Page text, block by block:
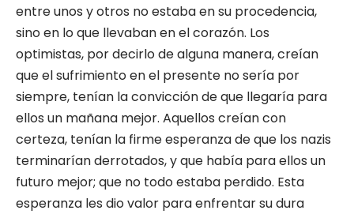
entre unos y otros no estaba en su procedencia,
sino en lo que llevaban en el corazón. Los
optimistas, por decirlo de alguna manera, creían
que el sufrimiento en el presente no sería por
siempre, tenían la convicción de que llegaría para
ellos un mañana mejor. Aquellos creían con
certeza, tenían la firme esperanza de que los nazis
terminarían derrotados, y que había para ellos un
futuro mejor; que no todo estaba perdido. Esta
esperanza les dio valor para enfrentar su dura